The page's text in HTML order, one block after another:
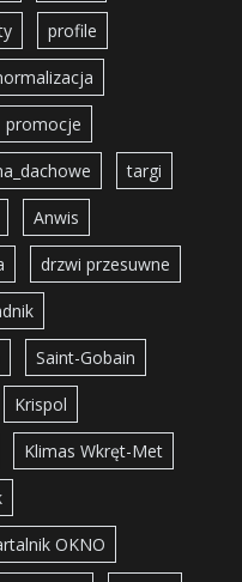
profile
promocje
targi
Anwis
drzwi przesuwne
Saint-Gobain
Krispol
Klimas Wkręt-Met
OKNO